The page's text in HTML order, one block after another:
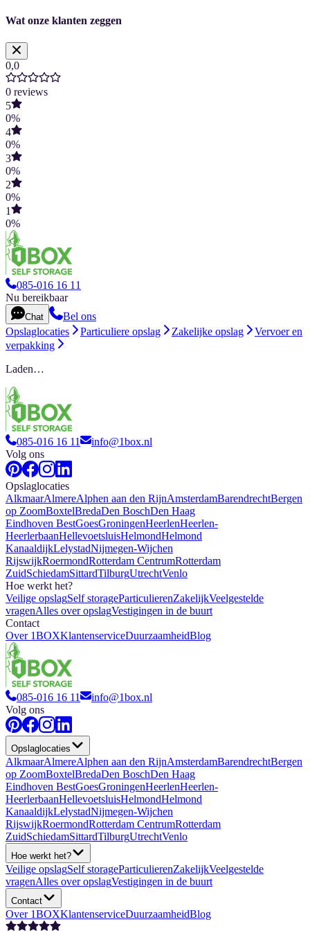
Wat onze klanten zeggen
0,0
0 reviews
5
0%
4
0%
3
0%
2
0%
1
0%
085-016 16 11
Nu bereikbaar
Chat
Bel ons
Opslaglocaties
Particuliere opslag Zakelijke opslag
Vervoer en
verpakking
Laden…
085-016 16 11
info@1box.nl
Volg ons
Opslaglocaties
AlkmaarAlmereAlphen aan den RijnAmsterdamBarendrechtBergen
op ZoomBoxtelBredaDen BoschDen Haag
Eindhoven BestGoesGroningenHeerlenHeerlen-
HeerlerbaanHellevoetsluisHelmondHelmond
KanaaldijkLelystadNijmegen-Wijchen
RijswijkRoermondRotterdam CentrumRotterdam
ZuidSchiedamSittardTilburgUtrechtVenlo
Hoe werkt het?
Veilige opslagSelf storageParticulierenZakelijkVeelgestelde
vragenAlles over opslagVestigingen in de buurt
Contact
Over 1BOXKlantenserviceDuurzaamheidBlog
085-016 16 11
info@1box.nl
Volg ons
Opslaglocaties
AlkmaarAlmereAlphen aan den RijnAmsterdamBarendrechtBergen
op ZoomBoxtelBredaDen BoschDen Haag
Eindhoven BestGoesGroningenHeerlenHeerlen-
HeerlerbaanHellevoetsluisHelmondHelmond
KanaaldijkLelystadNijmegen-Wijchen
RijswijkRoermondRotterdam CentrumRotterdam
ZuidSchiedamSittardTilburgUtrechtVenlo
Hoe werkt het?
Veilige opslagSelf storageParticulierenZakelijkVeelgestelde
vragenAlles over opslagVestigingen in de buurt
Contact
Over 1BOXKlantenserviceDuurzaamheidBlog